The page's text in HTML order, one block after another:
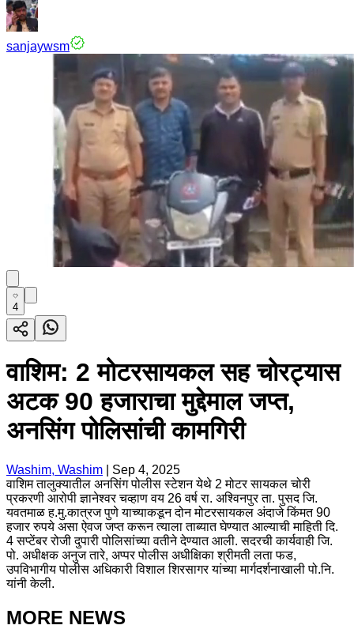
sanjaywsm
4
वाशिम: 2 मोटरसायकल सह चोरट्यास
अटक 90 हजाराचा मुद्देमाल जप्त,
अनसिंग पोलिसांची कामगिरी
Washim, Washim
Sep 4, 2025
वाशिम तालुक्यातील अनसिंग पोलीस स्टेशन येथे 2 मोटर सायकल चोरी
प्रकरणी आरोपी ज्ञानेश्वर चव्हाण वय 26 वर्ष रा. अश्विनपुर ता. पुसद जि.
यवतमाळ ह.मु.कात्रज पुणे याच्याकडून दोन मोटरसायकल अंदाजे किंमत 90
हजार रुपये असा ऐवज जप्त करून त्याला ताब्यात घेण्यात आल्याची माहिती दि.
4 सप्टेंबर रोजी दुपारी पोलिसांच्या वतीने देण्यात आली. सदरची कार्यवाही जि.
पो. अधीक्षक अनुज तारे, अप्पर पोलीस अधीक्षिका श्रीमती लता फड,
उपविभागीय पोलीस अधिकारी विशाल शिरसागर यांच्या मार्गदर्शनाखाली पो.नि.
यांनी केली.
MORE NEWS